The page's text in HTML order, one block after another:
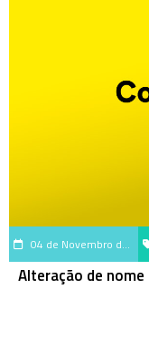
04 de Novembro de 2025
Alteração de